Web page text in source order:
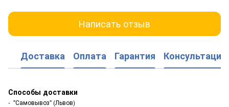
Написать отзыв
Доставка Оплата Гарантия Консультация
Способы доставки
- "Самовывоз" (Львов)